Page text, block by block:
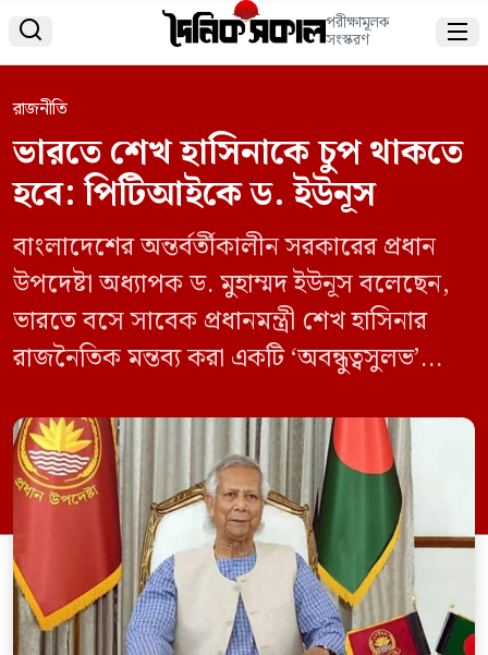
 পরীক্ষামূলক
সংস্করণ 
রাজনীতি
ভারতে শেখ হাসিনাকে চুপ থাকতে
হবে: পিটিআইকে ড. ইউনূস
বাংলাদেশের অন্তর্বর্তীকালীন সরকারের প্রধান
উপদেষ্টা অধ্যাপক ড. মুহাম্মদ ইউনূস বলেছেন,
ভারতে বসে সাবেক প্রধানমন্ত্রী শেখ হাসিনার
রাজনৈতিক মন্তব্য করা একটি ‘অবন্ধুত্বসুলভ’
(পিটিআই) দেওয়া সাক্ষাৎকারে প্রধান উপদেষ্টা
বলেন, ভারতের কাছে ঢাকা শেখ হাসিনাকে
প্রত্যর্পণের আবেদন করার আগ পর্যন্ত দুই দেশের
মধ্যে অস্বস্তি এড়াতে শেখ হাসিনাকে চুপ থাকতে
হবে। তিনি বলেন, […]